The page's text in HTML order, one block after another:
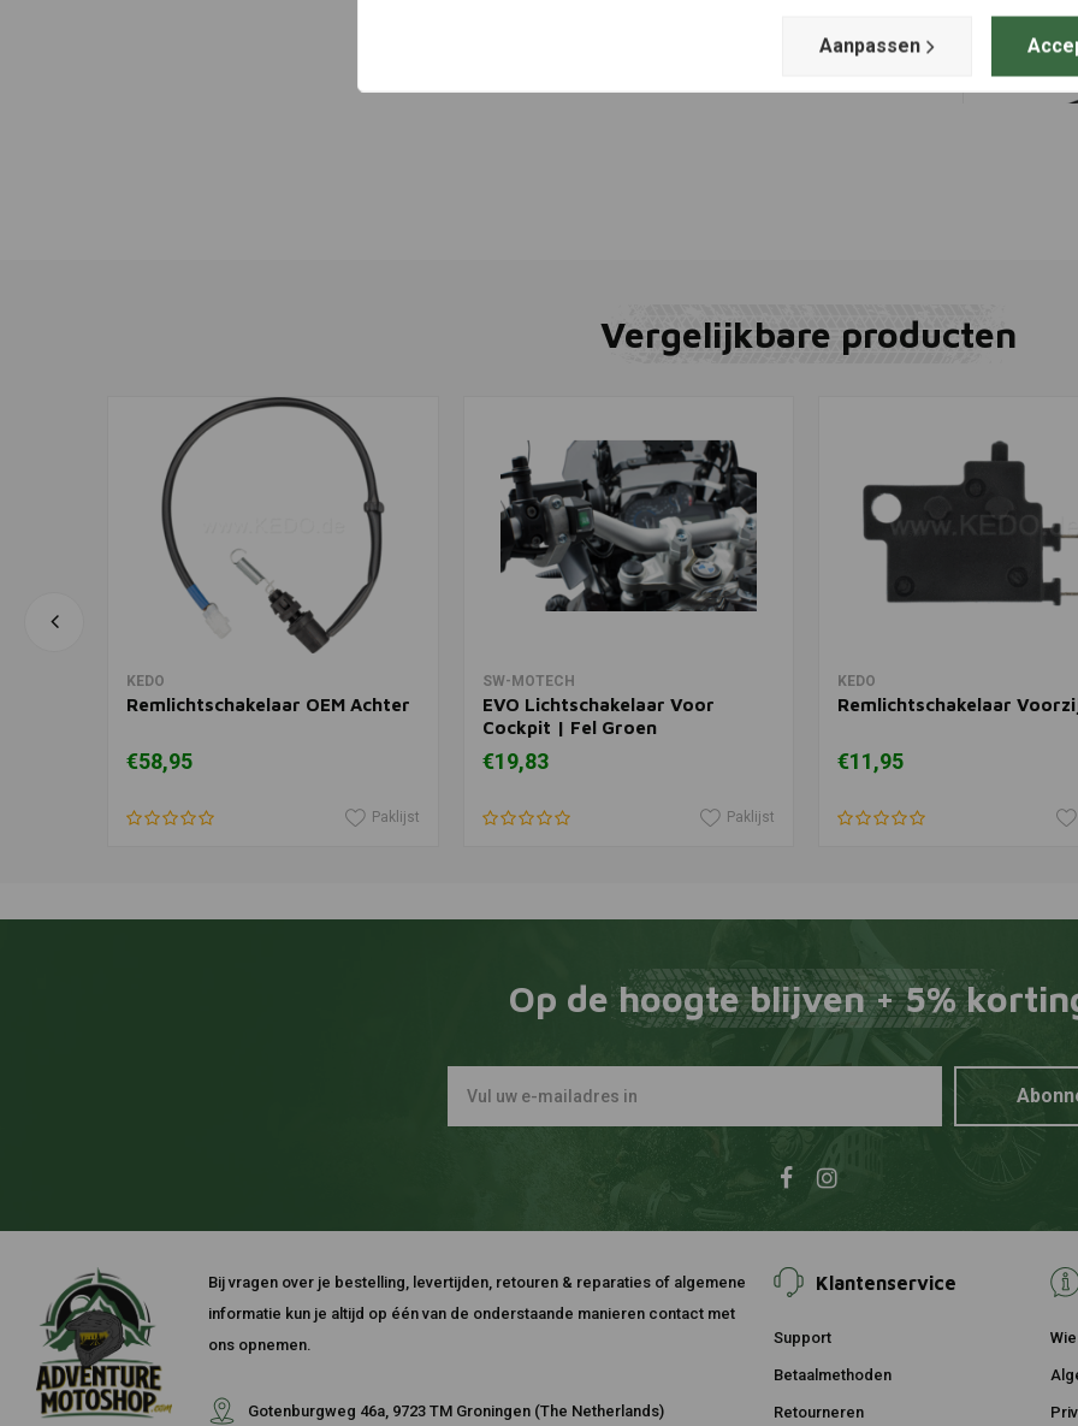
Achter
€58,95
Vergelijkbare producten
KEDO
Remlichtschakelaar OEM Achter
€58,95
Paklijst
In winkelwagen
SW-MOTECH
EVO Lichtschakelaar Voor
Cockpit | Fel Groen
€19,83
Paklijst
KEDO
Remlichtschakelaar
€11,95
Op de hoogte blijven + 5%
Bij vragen over je bestelling, levertijden, retouren & reparaties of algemene
informatie kun je altijd op één van de onderstaande manieren contact met
ons opnemen.
Gotenburgweg 46a, 9723 TM Groningen (The Netherlands)
Klantenservice
Support
Betaalmethoden
Retourneren
Aanpassen